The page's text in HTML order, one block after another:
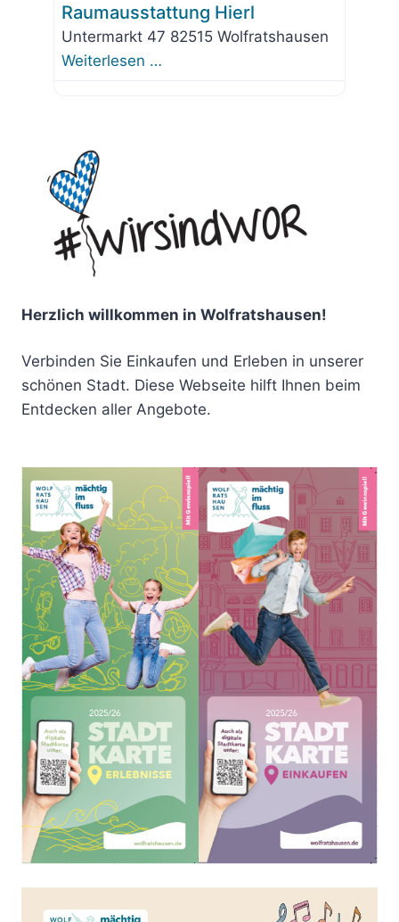
Raumausstattung Hierl
Untermarkt 47 82515 Wolfratshausen
Weiterlesen …
Herzlich willkommen in Wolfratshausen!
Verbinden Sie Einkaufen und Erleben in unserer
schönen Stadt. Diese Webseite hilft Ihnen beim
Entdecken aller Angebote.